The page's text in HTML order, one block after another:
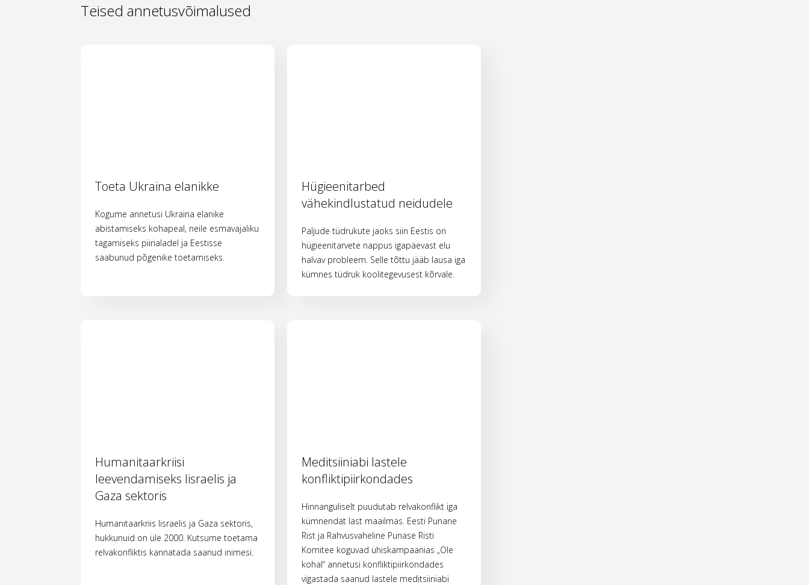
Teised annetusvõimalused
Toeta Ukraina elanikke
Kogume annetusi Ukraina elanike
abistamiseks kohapeal, neile esmavajaliku
tagamiseks piirialadel ja Eestisse
saabunud põgenike toetamiseks.
Hügieenitarbed
vähekindlustatud neidudele
Paljude tüdrukute jaoks siin Eestis on
hügieenitarvete nappus igapäevast elu
halvav probleem. Selle tõttu jääb lausa iga
kümnes tüdruk koolitegevusest kõrvale.
Humanitaarkriisi
leevendamiseks Iisraelis ja
Gaza sektoris
Humanitaarkriis Iisraelis ja Gaza sektoris,
hukkunuid on üle 2000. Kutsume toetama
relvakonfliktis kannatada saanud inimesi.
Meditsiiniabi lastele
konfliktipiirkondades
Hinnanguliselt puudutab relvakonflikt iga
kümnendat last maailmas. Eesti Punane
Rist ja Rahvusvaheline Punase Risti
Komitee koguvad ühiskampaanias „Ole
kohal“ annetusi konfliktipiirkondades
vigastada saanud lastele meditsiiniabi